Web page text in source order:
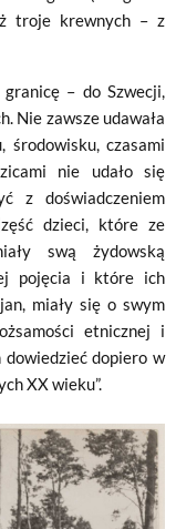
troje krewnych – z
– do Szwecji,
Nie zawsze udawała
czasami
nie udało się
z doświadczeniem
dzieci, które ze
swą żydowską
pojęcia i które ich
miały się o swym
etnicznej i
dopiero w
XX wieku”.